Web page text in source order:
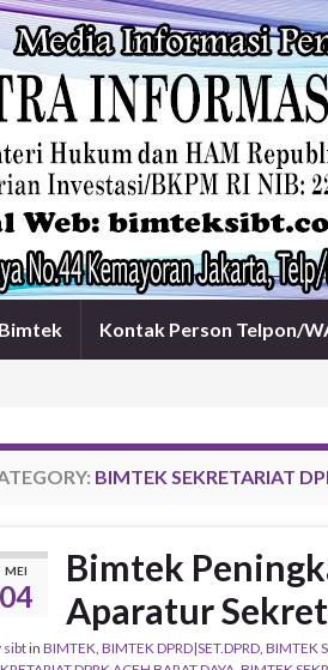
Kontak Person Telpon/
BIMTEK SEKRETARIAT
MEI
04
Bimtek
Aparatur
sibtin BIMTEK, BIMTEK DPRD|SET.DPRD, BIMTEK